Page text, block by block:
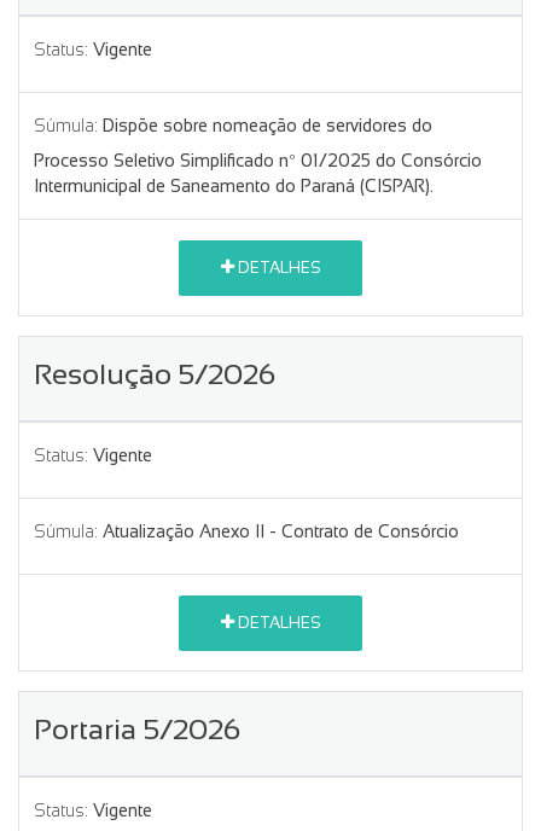
Status: Vigente
Súmula: Dispõe sobre nomeação de servidores do
Processo Seletivo Simplificado nº 01/2025 do Consórcio
Intermunicipal de Saneamento do Paraná (CISPAR).
DETALHES
Resolução 5/2026
Status: Vigente
Súmula: Atualização Anexo II - Contrato de Consórcio
DETALHES
Portaria 5/2026
Status: Vigente